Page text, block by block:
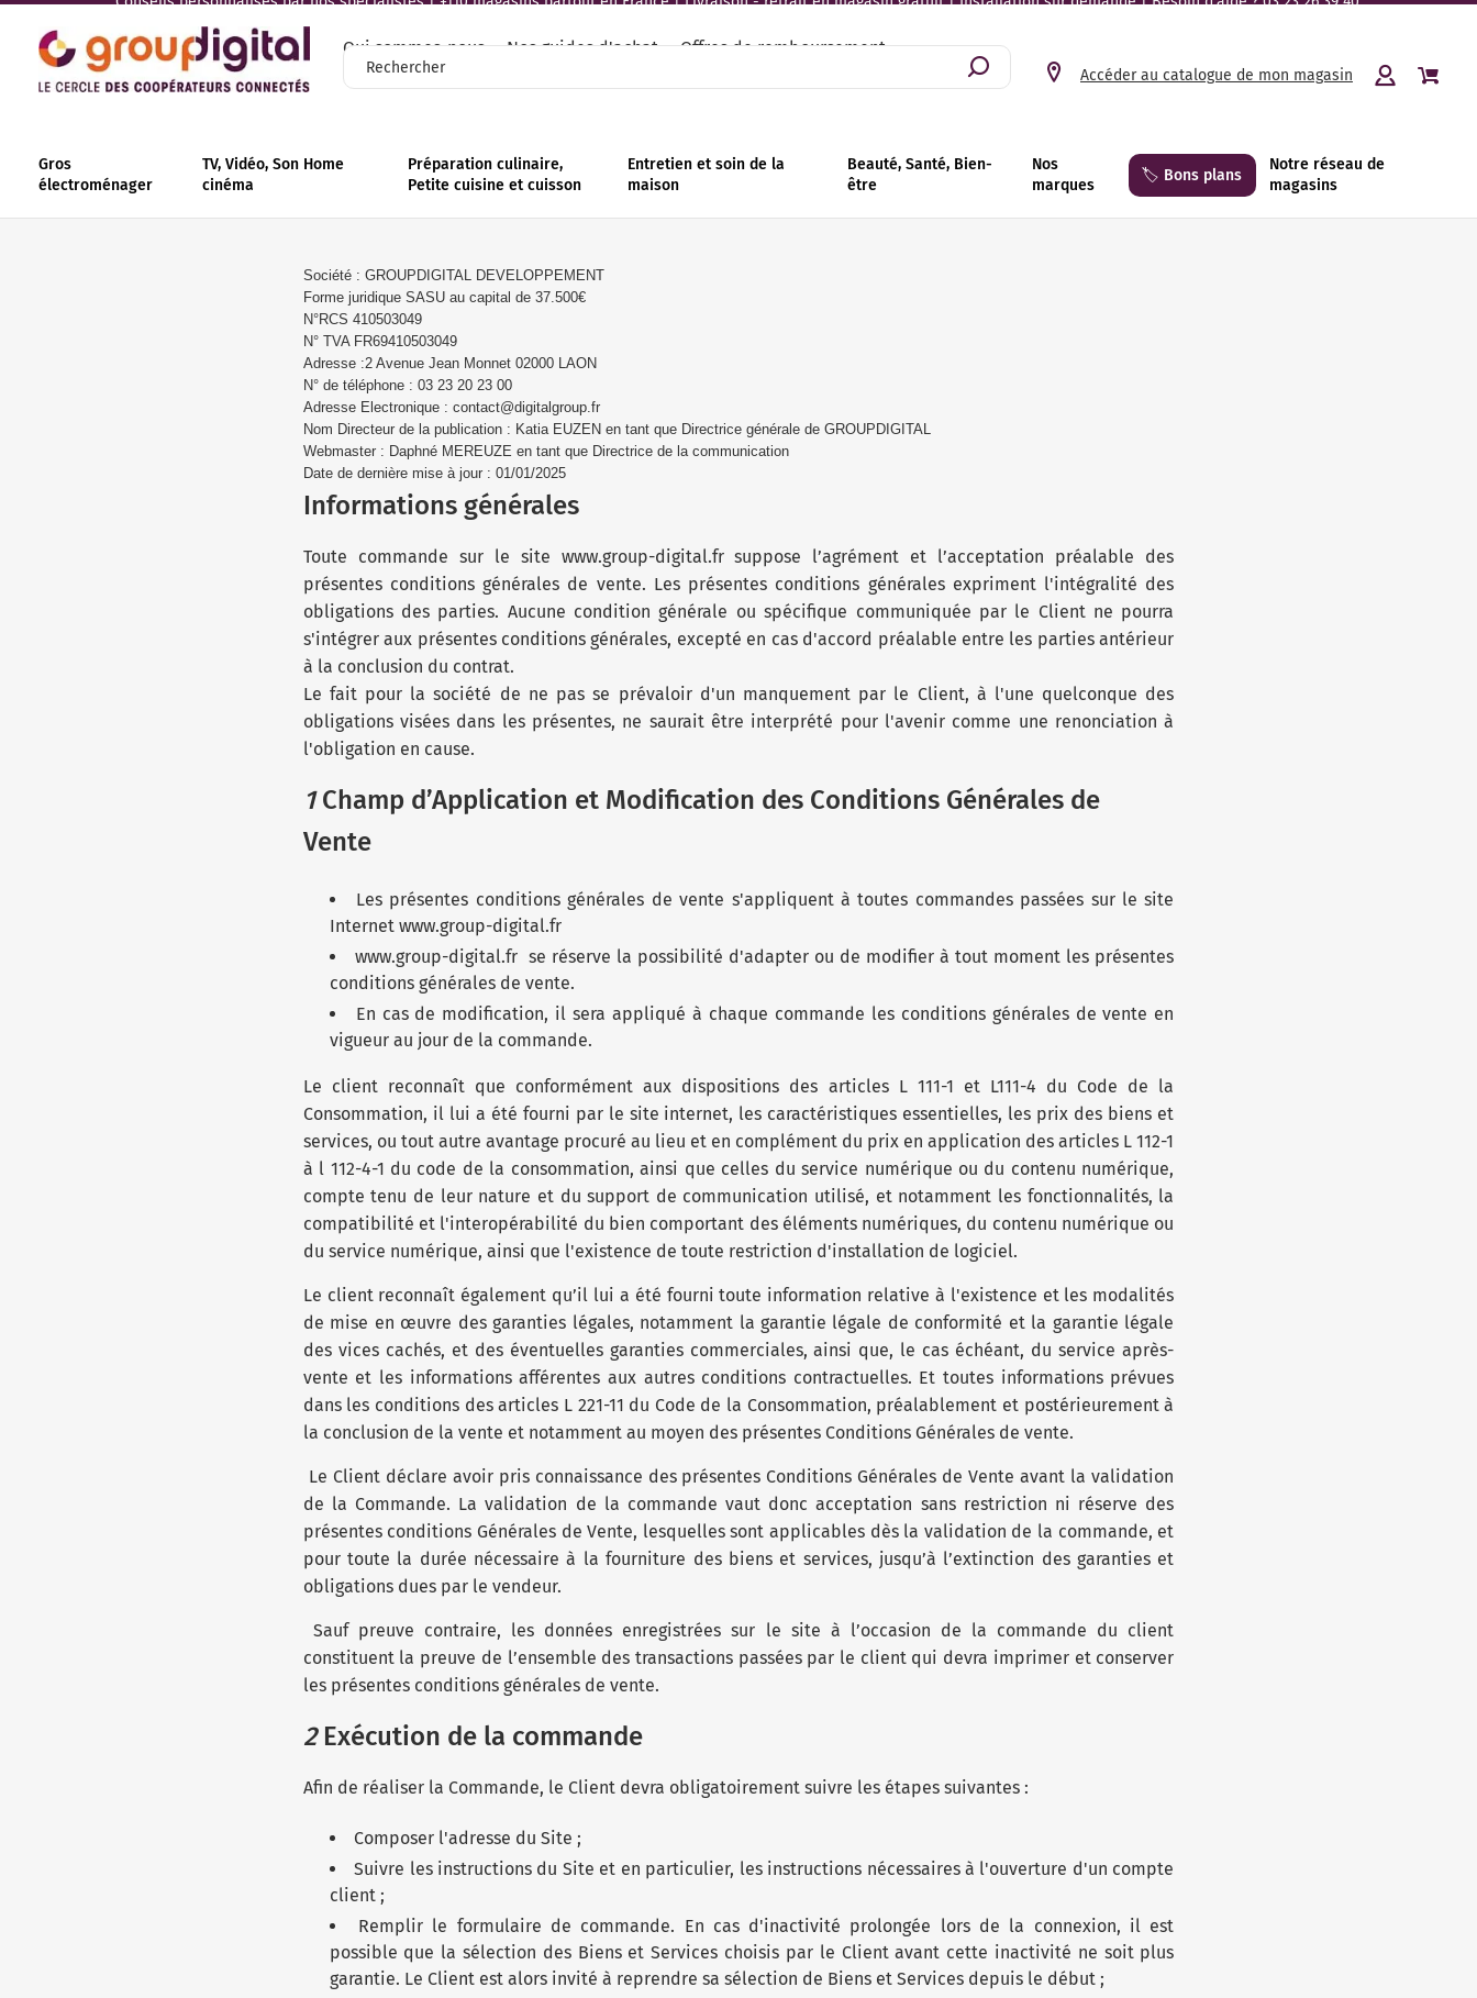
Qui sommes-nous Nos guides d'achat Offres de remboursement
Accéder au catalogue de mon magasin
Gros
électroménager
TV, Vidéo, Son Home
cinéma
Préparation culinaire,
Petite cuisine et cuisson
Entretien et soin de la
maison
Beauté, Santé, Bien-
être
Nos
marques
🏷️ Bons plans
Notre réseau de
magasins
Société : GROUPDIGITAL DEVELOPPEMENT
Forme juridique SASU au capital de 37.500€
N°RCS 410503049
N° TVA FR69410503049
Adresse :2 Avenue Jean Monnet 02000 LAON
N° de téléphone : 03 23 20 23 00
Adresse Electronique : contact@digitalgroup.fr
Nom Directeur de la publication : Katia EUZEN en tant que Directrice générale de GROUPDIGITAL
Webmaster : Daphné MEREUZE en tant que Directrice de la communication
Date de dernière mise à jour : 01/01/2025
Informations générales
Toute commande sur le site www.group-digital.fr suppose l’agrément et l’acceptation préalable des
présentes conditions générales de vente. Les présentes conditions générales expriment l'intégralité des
obligations des parties. Aucune condition générale ou spécifique communiquée par le Client ne pourra
s'intégrer aux présentes conditions générales, excepté en cas d'accord préalable entre les parties antérieur
à la conclusion du contrat.
Le fait pour la société de ne pas se prévaloir d'un manquement par le Client, à l'une quelconque des
obligations visées dans les présentes, ne saurait être interprété pour l'avenir comme une renonciation à
l'obligation en cause.
1Champ d’Application et Modification des Conditions Générales de
Vente
Les présentes conditions générales de vente s'appliquent à toutes commandes passées sur le site
Internet www.group-digital.fr
www.group-digital.fr se réserve la possibilité d'adapter ou de modifier à tout moment les présentes
conditions générales de vente.
En cas de modification, il sera appliqué à chaque commande les conditions générales de vente en
vigueur au jour de la commande.
Le client reconnaît que conformément aux dispositions des articles L 111-1 et L111-4 du Code de la
Consommation, il lui a été fourni par le site internet, les caractéristiques essentielles, les prix des biens et
services, ou tout autre avantage procuré au lieu et en complément du prix en application des articles L 112-1
à l 112-4-1 du code de la consommation, ainsi que celles du service numérique ou du contenu numérique,
compte tenu de leur nature et du support de communication utilisé, et notamment les fonctionnalités, la
compatibilité et l'interopérabilité du bien comportant des éléments numériques, du contenu numérique ou
du service numérique, ainsi que l'existence de toute restriction d'installation de logiciel.
Le client reconnaît également qu’il lui a été fourni toute information relative à l'existence et les modalités
de mise en œuvre des garanties légales, notamment la garantie légale de conformité et la garantie légale
des vices cachés, et des éventuelles garanties commerciales, ainsi que, le cas échéant, du service après-
vente et les informations afférentes aux autres conditions contractuelles. Et toutes informations prévues
dans les conditions des articles L 221-11 du Code de la Consommation, préalablement et postérieurement à
la conclusion de la vente et notamment au moyen des présentes Conditions Générales de vente.
Le Client déclare avoir pris connaissance des présentes Conditions Générales de Vente avant la validation
de la Commande. La validation de la commande vaut donc acceptation sans restriction ni réserve des
présentes conditions Générales de Vente, lesquelles sont applicables dès la validation de la commande, et
pour toute la durée nécessaire à la fourniture des biens et services, jusqu’à l’extinction des garanties et
obligations dues par le vendeur.
Sauf preuve contraire, les données enregistrées sur le site à l’occasion de la commande du client
constituent la preuve de l’ensemble des transactions passées par le client qui devra imprimer et conserver
les présentes conditions générales de vente.
2Exécution de la commande
Afin de réaliser la Commande, le Client devra obligatoirement suivre les étapes suivantes :
Composer l'adresse du Site ;
Suivre les instructions du Site et en particulier, les instructions nécessaires à l'ouverture d'un compte
client ;
Remplir le formulaire de commande. En cas d'inactivité prolongée lors de la connexion, il est
possible que la sélection des Biens et Services choisis par le Client avant cette inactivité ne soit plus
garantie. Le Client est alors invité à reprendre sa sélection de Biens et Services depuis le début ;